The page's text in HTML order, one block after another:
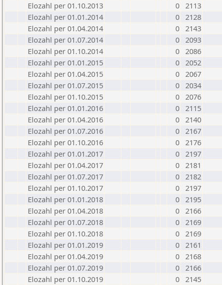
Elozahl per 01.10.2013
0 2113
Elozahl per 01.01.2014
0 2128
Elozahl per 01.04.2014
0 2143
Elozahl per 01.07.2014
0 2093
Elozahl per 01.10.2014
0 2086
Elozahl per 01.01.2015
0 2052
Elozahl per 01.04.2015
0 2067
Elozahl per 01.07.2015
0 2034
Elozahl per 01.10.2015
0 2076
Elozahl per 01.01.2016
0 2115
Elozahl per 01.04.2016
0 2140
Elozahl per 01.07.2016
0 2167
Elozahl per 01.10.2016
0 2176
Elozahl per 01.01.2017
0 2197
Elozahl per 01.04.2017
0 2181
Elozahl per 01.07.2017
0 2182
Elozahl per 01.10.2017
0 2197
Elozahl per 01.01.2018
0 2195
Elozahl per 01.04.2018
0 2166
Elozahl per 01.07.2018
0 2169
Elozahl per 01.10.2018
0 2169
Elozahl per 01.01.2019
0 2161
Elozahl per 01.04.2019
0 2168
Elozahl per 01.07.2019
0 2166
Elozahl per 01.10.2019
0 2145